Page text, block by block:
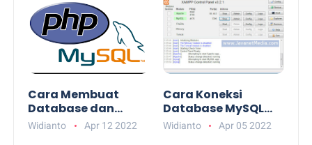
Cara Membuat
Database dan
Tabel MySQL
Menggunakan PHP
Widianto Apr 12 2022
Cara Koneksi
Database MySQL
Dengan PHP
Widianto Apr 05 2022